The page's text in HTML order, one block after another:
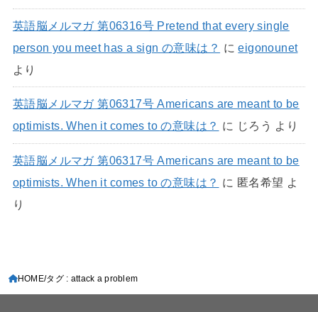
英語脳メルマガ 第06316号 Pretend that every single
person you meet has a sign の意味は？ にeigonounet
より
英語脳メルマガ 第06317号 Americans are meant to be
optimists. When it comes to の意味は？ に じろう より
英語脳メルマガ 第06317号 Americans are meant to be
optimists. When it comes to の意味は？ に 匿名希望 よ
り
HOME タグ : attack a problem